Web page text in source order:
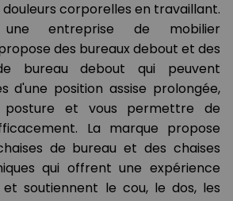
corporelles en travaillant.
entreprise de mobilier
des bureaux debout et des
bureau debout qui peuvent
d'une position assise prolongée,
posture et vous permettre de
La marque propose
de bureau et des chaises
qui offrent une expérience
et soutiennent le cou, le dos, les